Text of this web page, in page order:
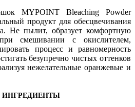
MYPOINT Bleaching Powder
продукт для обесцвечивания
Не пылит, образует комфортную
смешивании с окислителем,
процесс и равномерность
безупречно чистых оттенков
нежелательные оранжевые и